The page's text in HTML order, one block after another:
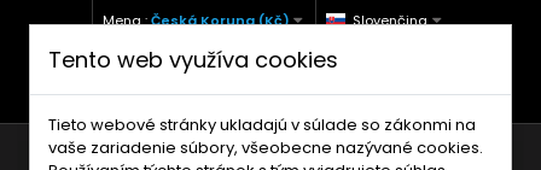
Mena :Česká Koruna (Kč) Slovenčina
+420 771 127 977 (Po-Pá, 9-12 a 13-17)
Tento web využíva cookies
Tieto webové stránky ukladajú v súlade so zákonmi na
vaše zariadenie súbory, všeobecne nazývané cookies.